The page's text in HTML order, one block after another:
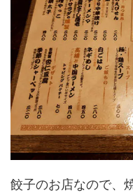
餃子のお店なので、